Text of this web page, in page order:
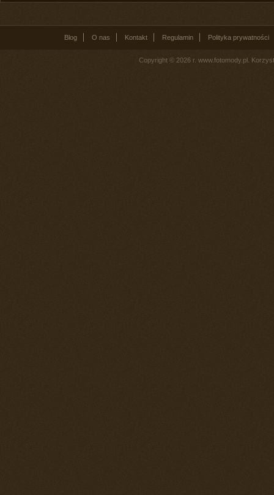
Blog O nas Kontakt Regulamin Polityka prywatności
Copyright © 2026 r. www.fotomody.pl.